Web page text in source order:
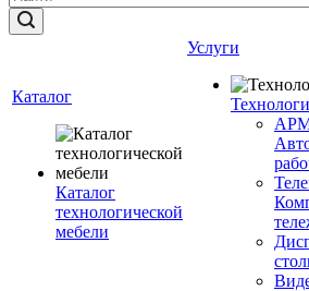
Каталог
Каталог
технологической
мебели
Услуги